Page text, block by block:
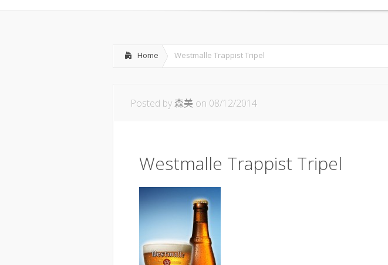
Home Westmalle Trappist Tripel
Posted by森美 on 08/12/2014
Westmalle Trappist Tripel